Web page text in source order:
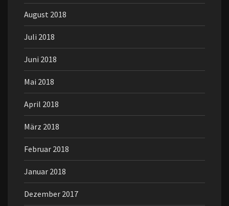
August 2018
Juli 2018
Juni 2018
Mai 2018
April 2018
März 2018
Februar 2018
Januar 2018
Dezember 2017